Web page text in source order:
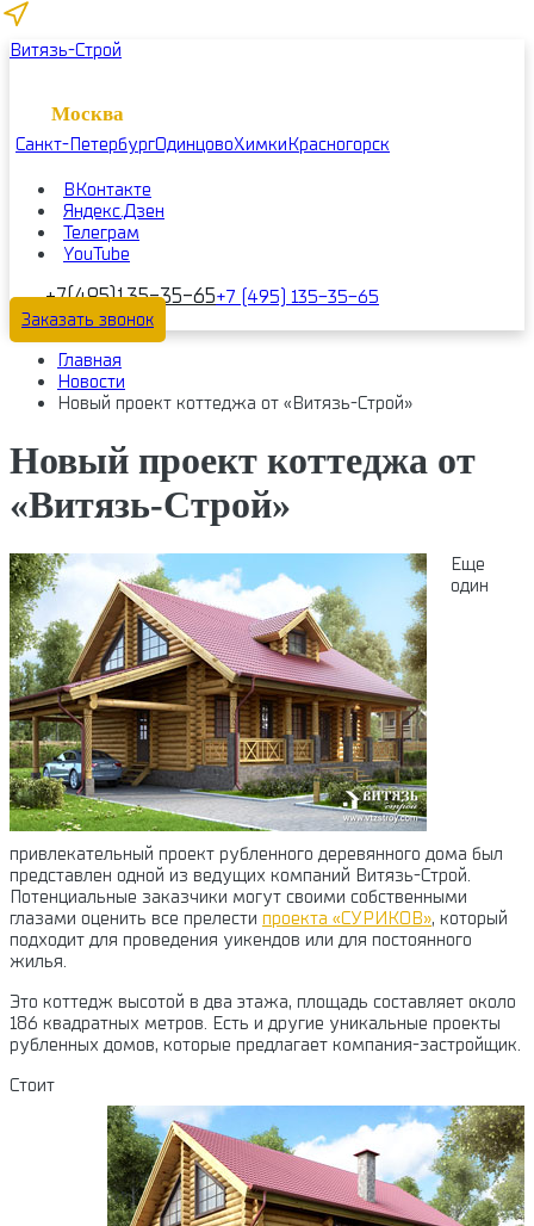
Витязь-Строй
Москва
Санкт-ПетербургОдинцовоХимкиКрасногорск
ВКонтакте
Яндекс.Дзен
Телеграм
YouTube
+7(495)135-35-65+7 (495) 135-35-65
Заказать звонок
Главная
Новости
Новый проект коттеджа от «Витязь-Строй»
Новый проект коттеджа от
«Витязь-Строй»
Еще
один
привлекательный проект рубленного деревянного дома был
представлен одной из ведущих компаний Витязь-Строй.
Потенциальные заказчики могут своими собственными
глазами оценить все прелести проекта «СУРИКОВ», который
подходит для проведения уикендов или для постоянного
жилья.
Это коттедж высотой в два этажа, площадь составляет около
186 квадратных метров. Есть и другие уникальные проекты
рубленных домов, которые предлагает компания-застройщик.
Стоит